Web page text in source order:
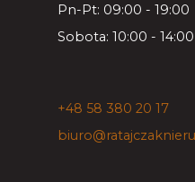
Pn-Pt: 09:00 - 19:00
Sobota: 10:00 - 14:00
+48 58 380 20 17